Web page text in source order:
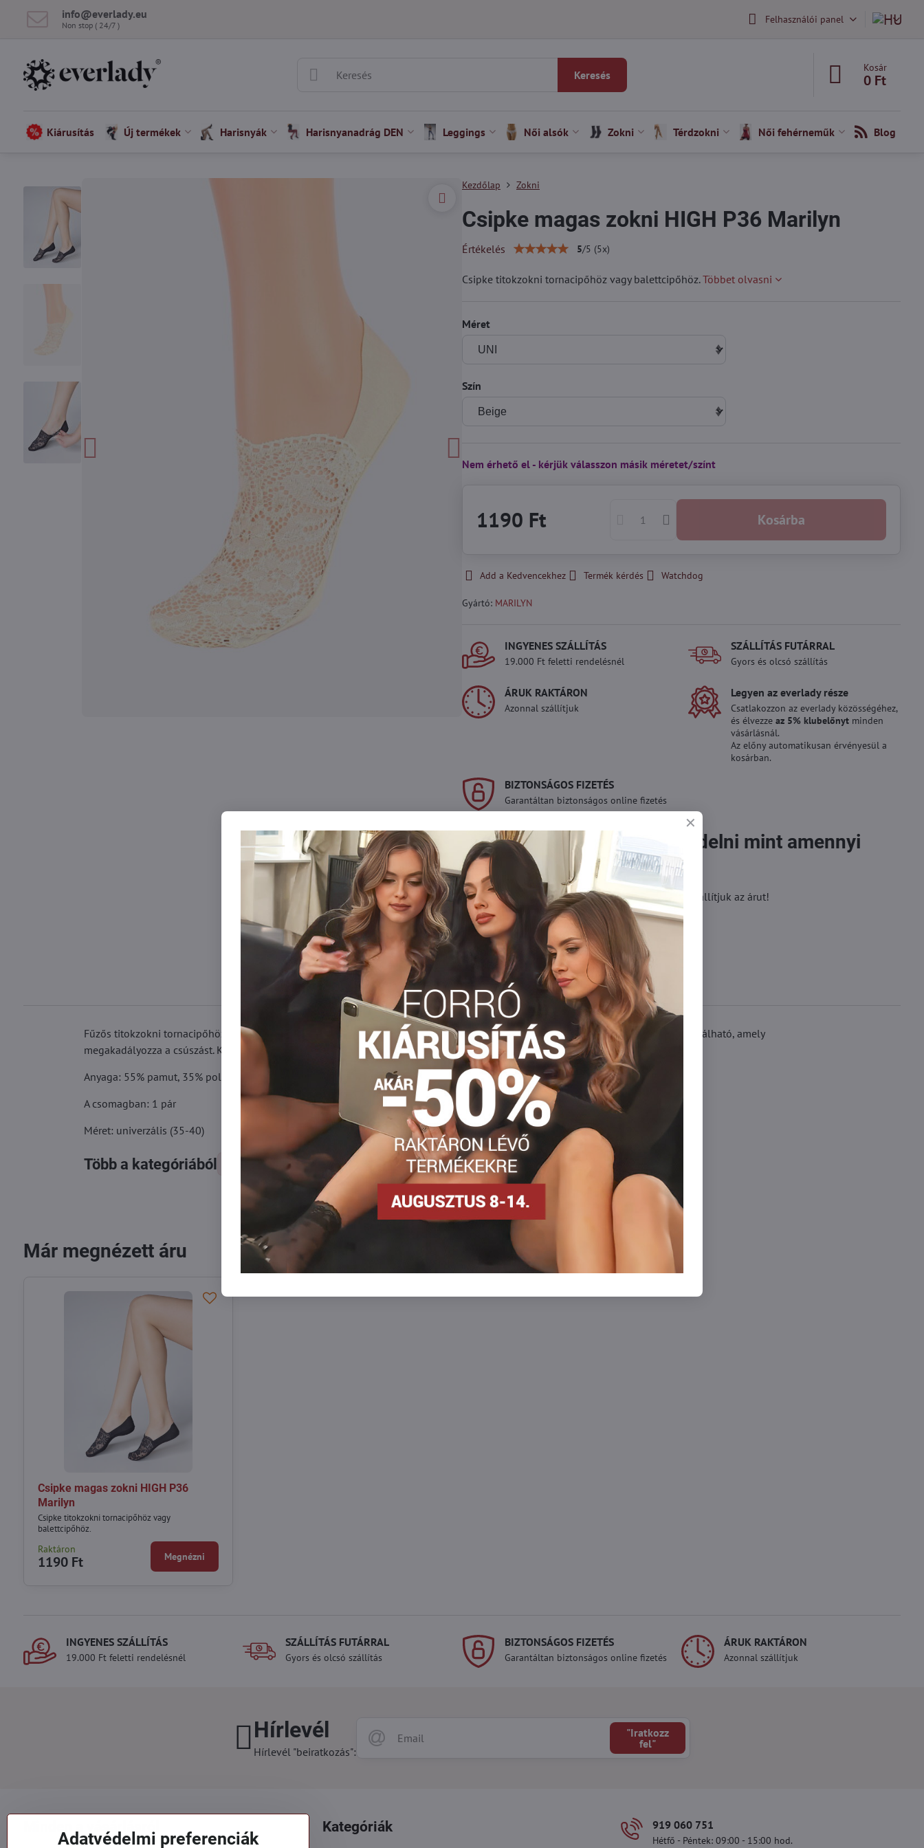
info​@everlady​.eu
Non stop ( 24/7 ) Felhasználói panel
Keresés
Kosár
0 Ft
Kiárusítás Új termékek Harisnyák Harisnyanadrág DEN Leggings Női alsók Zokni Térdzokni Női fehérneműk Blog
Kezdőlap Zokni
Csipke magas zokni HIGH P36 Marilyn
Értékelés 5/5 (5x)
Csipke titokzokni tornacipőhöz vagy balettcipőhöz.Többet olvasni
Méret
Szín
Nem érhető el - kérjük válasszon másik méretet/színt
1190 Ft Kosárba
Add a Kedvencekhez Termék kérdés Watchdog
Gyártó: MARILYN
INGYENES SZÁLLÍTÁS
19.000 Ft feletti rendelésnél
SZÁLLÍTÁS FUTÁRRAL
Gyors és olcsó szállítás
ÁRUK RAKTÁRON
Azonnal szállítjuk
Legyen az everlady része
Csatlakozzon az everlady közösségéhez,
és élvezzeaz 5% klubelőnyt minden
vásárlásnál.
Az előny automatikusan érvényesül a
kosárban.
BIZTONSÁGOS FIZETÉS
Garantáltan biztonságos online fizetés
Szeretne több terméket rendelni mint amennyi
raktáron van?
Ne habozzon kapcsolatba lépni velünk, raktárra szállítjuk az árut!
info​@everlady​.eu
Leírás Vélemények 0 Fórum 0
Fűzős titokzokni tornacipőhöz vagy balettcipőhöz. Kellemes csipkéből készültek. Alsó része pamut. A belső szélükön szilikon csík található, amely
megakadályozza a csúszást. Kényelmes, rugalmas, jól tartanak a lábon.
Anyaga: 55% pamut, 35% poliamid, 10% elasztán
A csomagban: 1 pár
Méret: univerzális (35-40)
Több a kategóriából Titokzokni Dámske ťapky
FacebookTwitterBlueskyPinterestReddit LinkedIn
Már megnézett áru
Csipke magas zokni HIGH P36
Marilyn
Csipke titokzokni tornacipőhöz vagy
balettcipőhöz.
Raktáron
1190 Ft Megnézni
INGYENES SZÁLLÍTÁS
19.000 Ft feletti rendelésnél
SZÁLLÍTÁS FUTÁRRAL
Gyors és olcsó szállítás
BIZTONSÁGOS FIZETÉS
Garantáltan biztonságos online fizetés
ÁRUK RAKTÁRON
Azonnal szállítjuk
Hírlevél
Hírlevél "beiratkozás":
"Iratkozz
fel"
Kategóriák 919 060 751
Hétfő - Péntek: 09:00 - 15:00 hod.
Adatvédelmi preferenciák